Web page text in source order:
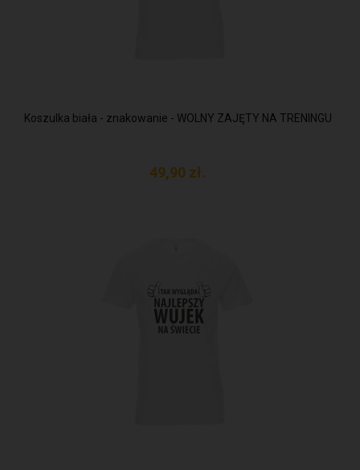
Koszulka biała - znakowanie - WOLNY ZAJĘTY NA TRENINGU
49,90 zł.